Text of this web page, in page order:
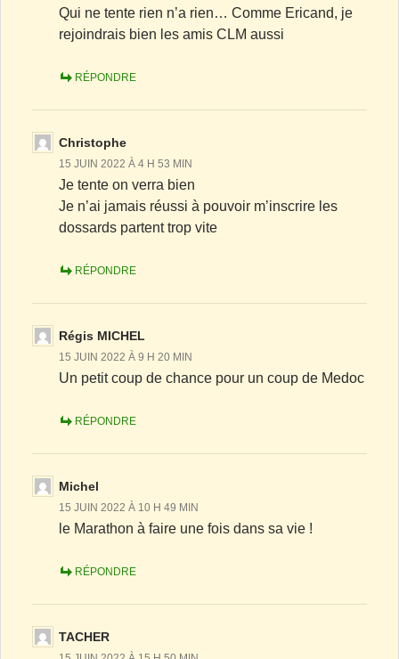
Qui ne tente rien n’a rien… Comme Ericand, je
rejoindrais bien les amis CLM aussi
RÉPONDRE
Christophe
15 JUIN 2022 À 4 H 53 MIN
Je tente on verra bien
Je n’ai jamais réussi à pouvoir m’inscrire les
dossards partent trop vite
RÉPONDRE
Régis MICHEL
15 JUIN 2022 À 9 H 20 MIN
Un petit coup de chance pour un coup de Medoc
RÉPONDRE
Michel
15 JUIN 2022 À 10 H 49 MIN
le Marathon à faire une fois dans sa vie !
RÉPONDRE
TACHER